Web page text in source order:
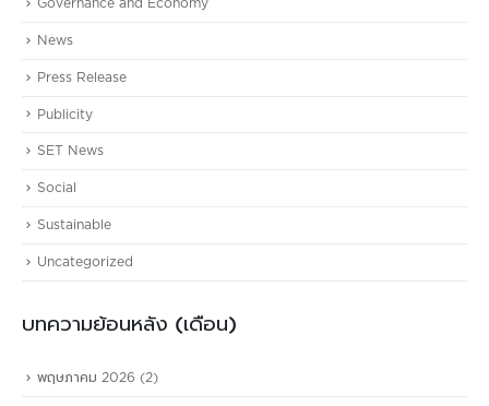
Governance and Economy
News
Press Release
Publicity
SET News
Social
Sustainable
Uncategorized
บทความย้อนหลัง (เดือน)
พฤษภาคม 2026 (2)